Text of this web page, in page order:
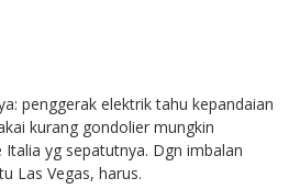
penggerak elektrik tahu kepandaian
kurang gondolier mungkin
yg sepatutnya. Dgn imbalan
Las Vegas, harus.